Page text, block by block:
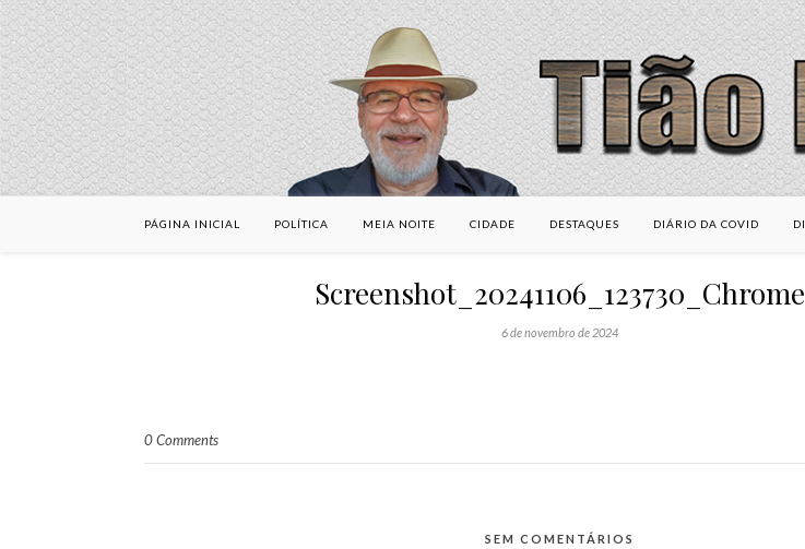
PÁGINA INICIAL POLÍTICA MEIA NOITE CIDADE DESTAQUES DIÁRIO DA COVID
Screenshot_20241106_123730_Chrome
6 de novembro de 2024
0 Comments
SEM COMENTÁRIOS